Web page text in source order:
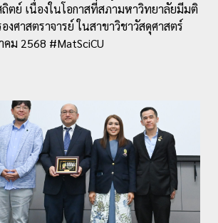
ถิตย์ เนื่องในโอกาสที่สภามหาวิทยาลัยมีมติ
งศาสตราจารย์ ในสาขาวิชาวัสดุศาสตร์
ม 2568 #MatSciCU